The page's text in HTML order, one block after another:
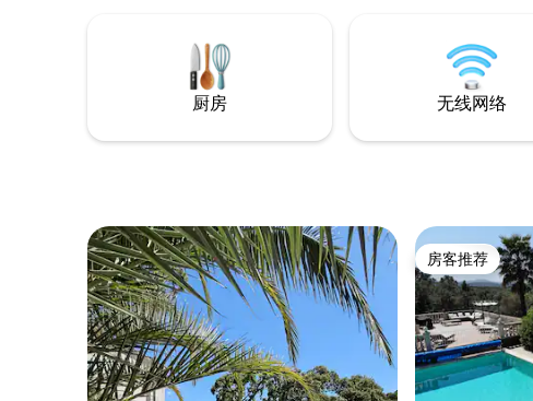
（Rupit）、萨利恩特盐矿（Salt de
Sallent）和萨斯克达（Susqueda）水库。
厨房 无线网络
房客推荐
房客推荐